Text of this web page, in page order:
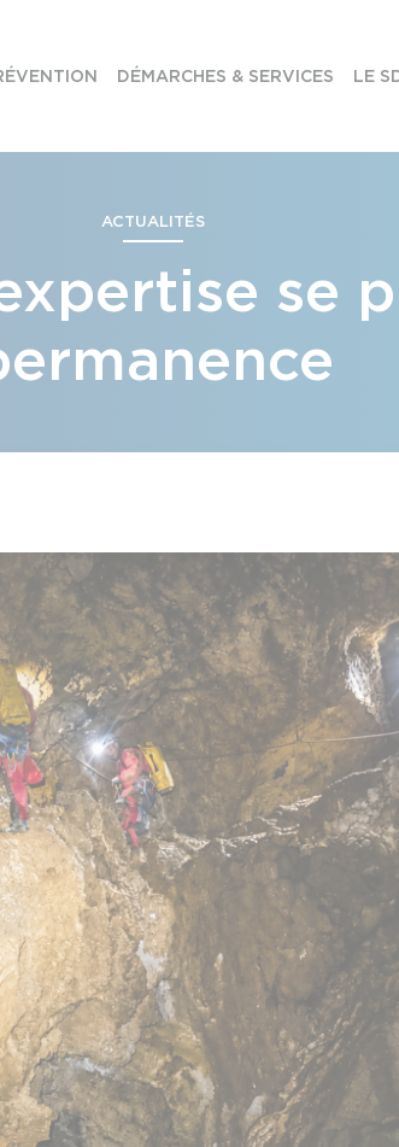
DÉMARCHES & SERVICES LE
ACTUALITÉS
se